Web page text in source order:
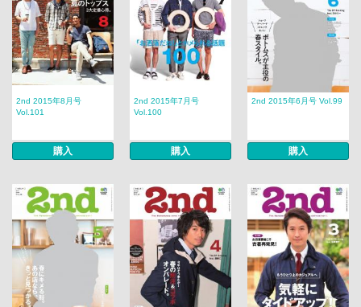
2nd 2015年8月号
Vol.101
購入
2nd 2015年7月号
Vol.100
購入
2nd 2015年6月号 Vol.99
購入